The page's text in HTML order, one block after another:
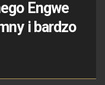
Engwe
i bardzo